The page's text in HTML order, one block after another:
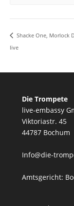
Shacke One, Morlock
live
Die Trompete
live-embassy
Viktoriastr. 45
44787 Bochum
Info@die-
Amtsgericht: